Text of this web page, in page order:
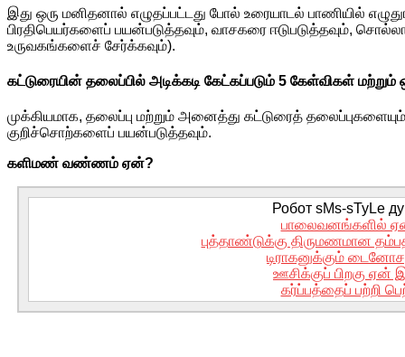
இது ஒரு மனிதனால் எழுதப்பட்டது போல் உரையாடல் பாணியில்
பிரதிபெயர்களைப் பயன்படுத்தவும், வாசகரை ஈடுபடுத்தவும்,
உருவகங்களைச் சேர்க்கவும்).
கட்டுரையின் தலைப்பில் அடிக்கடி கேட்கப்படும் 5 கேள்விகள் மற்றும்
முக்கியமாக, தலைப்பு மற்றும் அனைத்து கட்டுரைத்
குறிச்சொற்களைப் பயன்படுத்தவும்.
களிமண் வண்ணம் ஏன்?
Робот sMs-sTyLe
பாலைவனங்களில்
புத்தாண்டுக்கு திருமணமான
டிராகனுக்கும்
ஊசிக்குப் பிறகு ஏன்
கர்ப்பத்தைப் பற்றி